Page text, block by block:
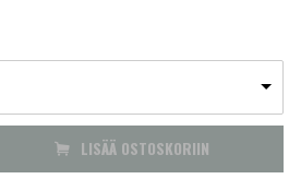
LISÄÄ OSTOSKORIIN